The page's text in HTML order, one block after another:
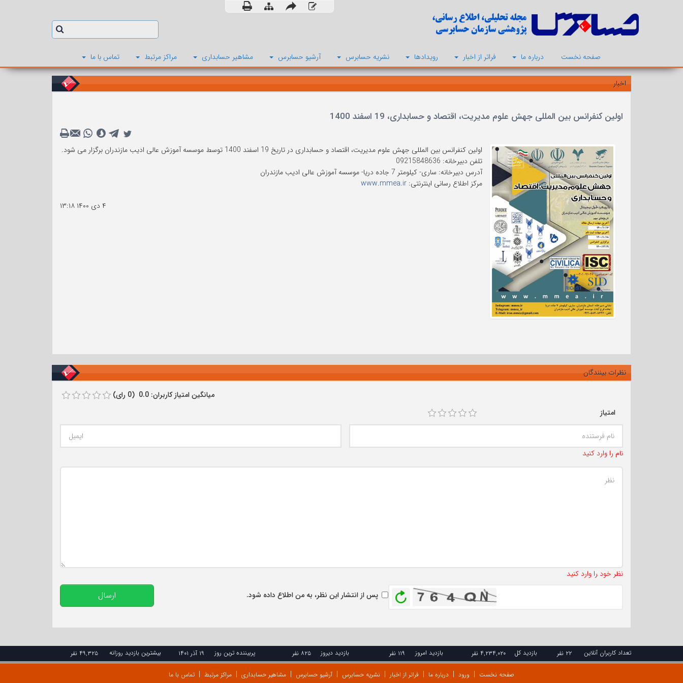
صفحه نخست درباره ما فراتر از اخبار رویدادها نشریه حسابرس آرشیو حسابرس مشاهیر حسابداری مراکز مرتبط تماس با ما
اخبار
اولین کنفرانس بین المللی جهش علوم مدیریت، اقتصاد و حسابداری، 19 اسفند 1400
اولین کنفرانس بین المللی جهش علوم مدیریت، اقتصاد و حسابداری در تاریخ 19 اسفند 1400 توسط موسسه آموزش عالی ادیب مازندران برگزار می شود.
تلفن دبیرخانه: 09215848636
آدرس دبیرخانه: ساری- کیلومتر 7 جاده دریا- موسسه آموزش عالی ادیب مازندران
مرکز اطلاع رسانی اینترنتی: www.mmea.ir
۴ دی ۱۴۰۰
۱۳:۱۸
نظرات بینندگان
میانگین امتیاز کاربران: 0.0 (0 رای)
امتیاز
نام را وارد کنید
نظر خود را وارد کنید
بازخوانیپس از انتشار این نظر، به من اطلاع داده شود. ارسال
تعداد کاربران آنلاین ۲۲ نفر بازدید کل ۴,۲۳۴,۰۲۰ نفر بازدید امروز ۱۱۹ نفر بازدید دیروز ۸۲۵ نفر پربیننده ترین روز ۱۹ آذر ۱۴۰۱ بیشترین بازدید روزانه ۴۹,۳۲۵ نفر
صفحه نخست ورود درباره ما فراتر از اخبار نشریه حسابرس آرشیو حسابرس مشاهیر حسابداری مراکز مرتبط تماس با ما